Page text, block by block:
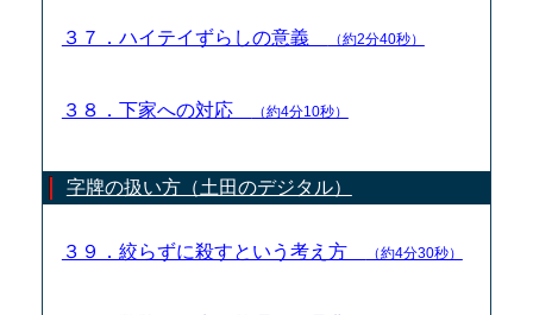
３７．ハイテイずらしの意義 （約2分40秒）
３８．下家への対応 （約4分10秒）
字牌の扱い方（土田のデジタル）
３９．絞らずに殺すという考え方 （約4分30秒）